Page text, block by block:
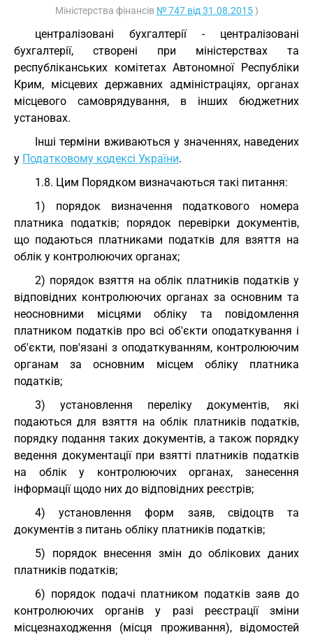
Міністерства фінансів № 747 від 31.08.2015)
централізовані бухгалтерії - централізовані
бухгалтерії, створені при міністерствах та
республіканських комітетах Автономної Республіки
Крим, місцевих державних адміністраціях, органах
місцевого самоврядування, в інших бюджетних
установах.
Інші терміни вживаються у значеннях, наведених
у Податковому кодексі України.
1.8. Цим Порядком визначаються такі питання:
1) порядок визначення податкового номера
платника податків; порядок перевірки документів,
що подаються платниками податків для взяття на
облік у контролюючих органах;
2) порядок взяття на облік платників податків у
відповідних контролюючих органах за основним та
неосновними місцями обліку та повідомлення
платником податків про всі об'єкти оподаткування і
об'єкти, пов'язані з оподаткуванням, контролюючим
органам за основним місцем обліку платника
податків;
3) установлення переліку документів, які
подаються для взяття на облік платників податків,
порядку подання таких документів, а також порядку
ведення документації при взятті платників податків
на облік у контролюючих органах, занесення
інформації щодо них до відповідних реєстрів;
4) установлення форм заяв, свідоцтв та
документів з питань обліку платників податків;
5) порядок внесення змін до облікових даних
платників податків;
6) порядок подачі платником податків заяв до
контролюючих органів у разі реєстрації зміни
місцезнаходження (місця проживання), відомостей